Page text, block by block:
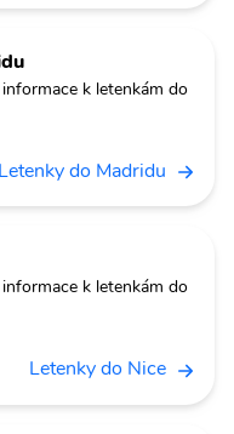
k letenkám do
Letenky do Madridu
k letenkám do
Letenky do Nice